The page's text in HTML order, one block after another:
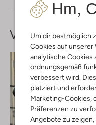
Hm,
Um dir bestmöglich
Cookies auf unserer
analytische Cookies
ordnungsgemäß
verbessert wird.
platziert und
Marketing-Cookies,
Präferenzen zu
Angebote zu
Vervollständige